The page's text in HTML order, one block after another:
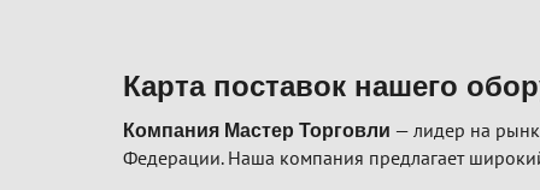
Карта поставок нашего
Компания Мастер Торговли — лидер на
Федерации. Наша компания предлагает